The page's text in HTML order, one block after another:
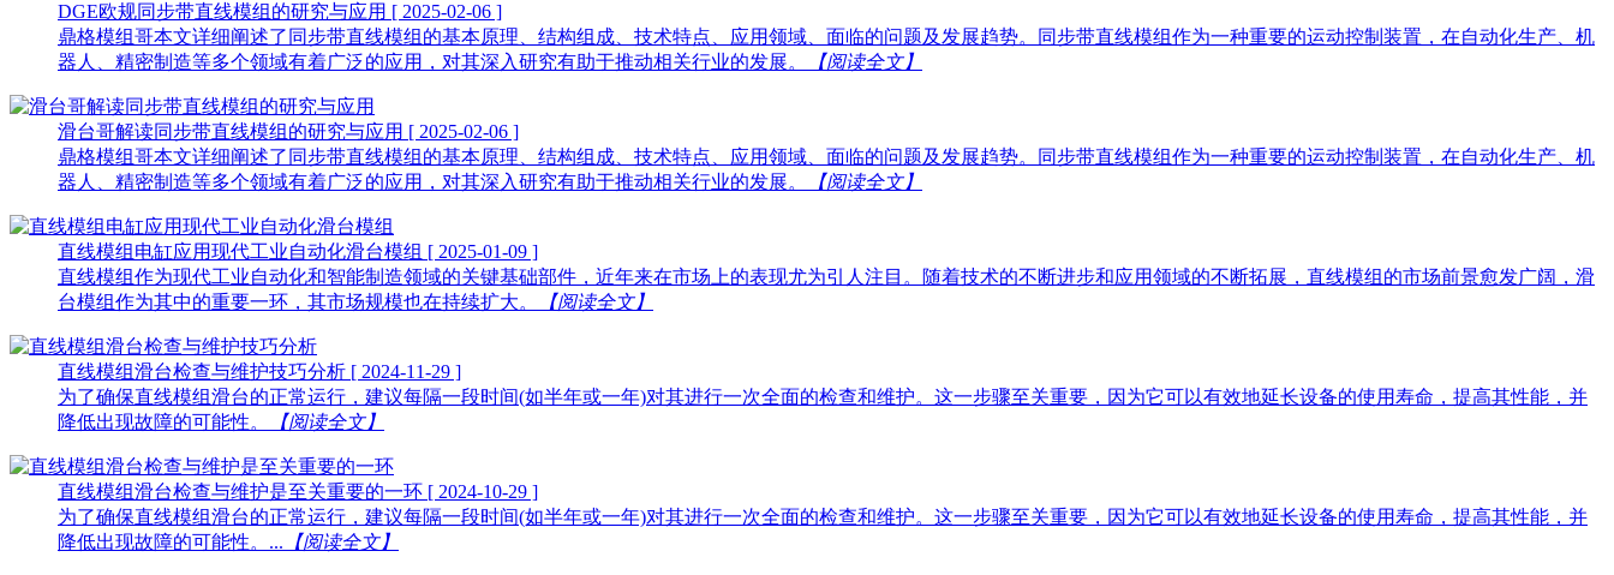
DGE欧规同步带直线模组的研究与应用 [ 2025-02-06 ]
鼎格模组哥本文详细阐述了同步带直线模组的基本原理、结构组成、技术特点、应用领域、面临的问题及发展趋势。同步带直线模组作为一种重要的运动控制装置，在自动化生产、机
器人、精密制造等多个领域有着广泛的应用，对其深入研究有助于推动相关行业的发展。
【阅读全文】
滑台哥解读同步带直线模组的研究与应用 [ 2025-02-06 ]
鼎格模组哥本文详细阐述了同步带直线模组的基本原理、结构组成、技术特点、应用领域、面临的问题及发展趋势。同步带直线模组作为一种重要的运动控制装置，在自动化生产、机
器人、精密制造等多个领域有着广泛的应用，对其深入研究有助于推动相关行业的发展。
【阅读全文】
直线模组电缸应用现代工业自动化滑台模组 [ 2025-01-09 ]
直线模组作为现代工业自动化和智能制造领域的关键基础部件，近年来在市场上的表现尤为引人注目。随着技术的不断进步和应用领域的不断拓展，直线模组的市场前景愈发广阔，滑
台模组作为其中的重要一环，其市场规模也在持续扩大。
【阅读全文】
直线模组滑台检查与维护技巧分析 [ 2024-11-29 ]
为了确保直线模组滑台的正常运行，建议每隔一段时间(如半年或一年)对其进行一次全面的检查和维护。这一步骤至关重要，因为它可以有效地延长设备的使用寿命，提高其性能，并
降低出现故障的可能性。
【阅读全文】
直线模组滑台检查与维护是至关重要的一环 [ 2024-10-29 ]
为了确保直线模组滑台的正常运行，建议每隔一段时间(如半年或一年)对其进行一次全面的检查和维护。这一步骤至关重要，因为它可以有效地延长设备的使用寿命，提高其性能，并
降低出现故障的可能性。... 【阅读全文】